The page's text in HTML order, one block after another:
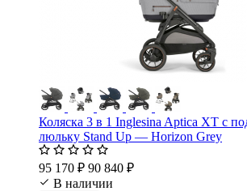
Коляска 3 в 1 Inglesina Aptica XT с
люльку Stand Up — Horizon Grey
95 170 ₽ 90 840 ₽
В наличии